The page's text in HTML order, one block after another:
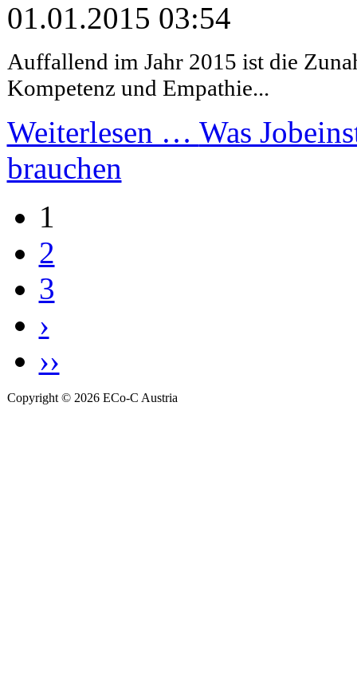
01.01.2015 03:54
Auffallend im Jahr 2015 ist die
Kompetenz und Empathie...
Weiterlesen … Was
brauchen
1
2
3
›
››
Copyright © 2026 ECo-C Austria